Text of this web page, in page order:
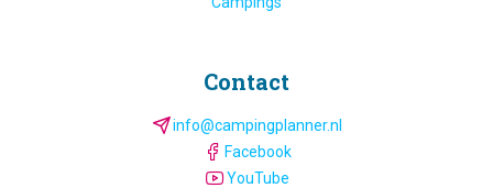
Contact
info@campingplanner.nl
Facebook
YouTube